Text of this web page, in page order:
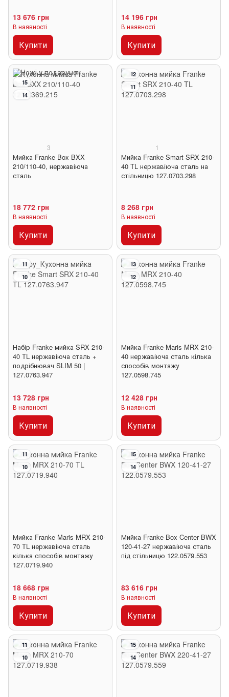
13 676 грн
В наявності
Купити
14 196 грн
В наявності
Купити
15
14
3
Мийка Franke Box BXX
210/110-40, нержавіюча
сталь
18 772 грн
В наявності
Купити
12
11
1
Мийка Franke Smart SRX 210-
40 TL нержавіюча сталь на
стільницю 127.0703.298
8 268 грн
В наявності
Купити
11
10
Набір Franke мийка SRX 210-
40 TL нержавіюча сталь +
подрібнювач SLIM 50 |
127.0763.947
13 728 грн
В наявності
Купити
13
12
Мийка Franke Maris MRX 210-
40 нержавіюча сталь кілька
способів монтажу
127.0598.745
12 428 грн
В наявності
Купити
11
10
Мийка Franke Maris MRX 210-
70 TL нержавіюча сталь
кілька способів монтажу
127.0719.940
18 668 грн
В наявності
Купити
15
14
Мийка Franke Box Center BWX
120-41-27 нержавіюча сталь
під стільницю 122.0579.553
83 616 грн
В наявності
Купити
11
10
15
14